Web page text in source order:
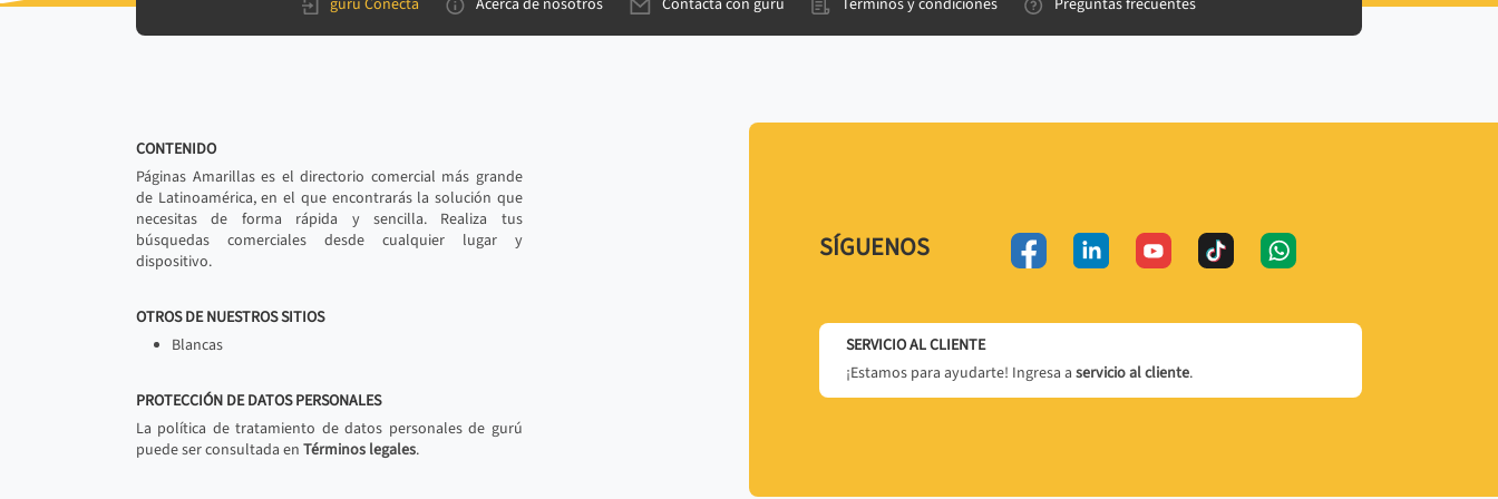
gurú Conecta Acerca de nosotros Contacta con gurú Términos y condiciones Preguntas frecuentes
CONTENIDO
Páginas Amarillas es el directorio comercial más grande
de Latinoamérica, en el que encontrarás la solución que
necesitas de forma rápida y sencilla. Realiza tus
búsquedas comerciales desde cualquier lugar y
dispositivo.
OTROS DE NUESTROS SITIOS
Blancas
PROTECCIÓN DE DATOS PERSONALES
La política de tratamiento de datos personales de gurú
puede ser consultada en Términos legales.
SÍGUENOS
SERVICIO AL CLIENTE
¡Estamos para ayudarte! Ingresa a servicio al cliente.